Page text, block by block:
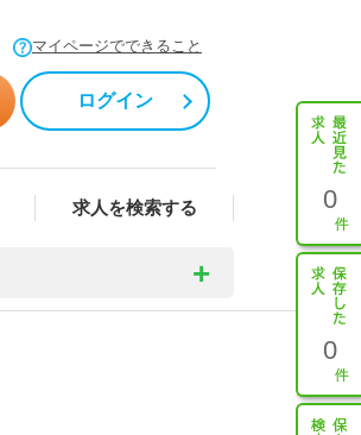
マイページでできること
ログイン
求人を検索する 0
0